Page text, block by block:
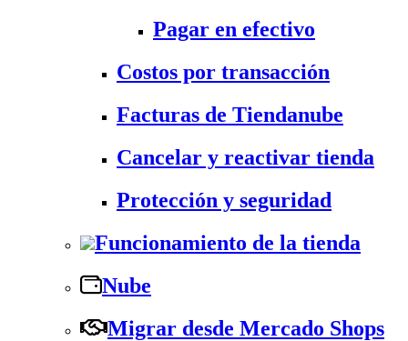
Pagar en efectivo
Costos por transacción
Facturas de Tiendanube
Cancelar y reactivar tienda
Protección y seguridad
Funcionamiento de la tienda
Nube
Migrar desde Mercado Shops